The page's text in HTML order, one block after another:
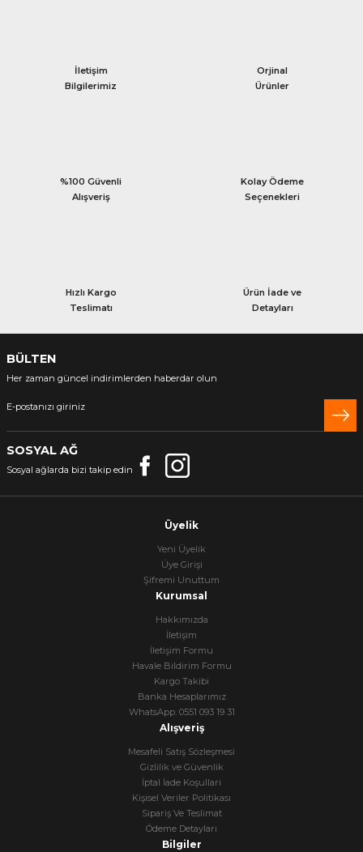
İletişim
Bilgilerimiz
Orjinal
Ürünler
%100 Güvenli
Alışveriş
Kolay Ödeme
Seçenekleri
Hızlı Kargo
Teslimatı
Ürün İade ve
Detayları
BÜLTEN
Her zaman güncel indirimlerden haberdar olun
SOSYAL AĞ
Sosyal ağlarda bizi takip edin
Üyelik
Yeni Üyelik
Üye Girişi
Şifremi Unuttum
Kurumsal
Hakkımızda
İletişim
İletişim Formu
Havale Bildirim Formu
Kargo Takibi
Banka Hesaplarımız
WhatsApp: 0551 093 19 31
Alışveriş
Mesafeli Satış Sözleşmesi
Gizlilik ve Güvenlik
İptal İade Koşullari
Kişisel Veriler Politikası
Sipariş Ve Teslimat
Ödeme Detayları
Bilgiler